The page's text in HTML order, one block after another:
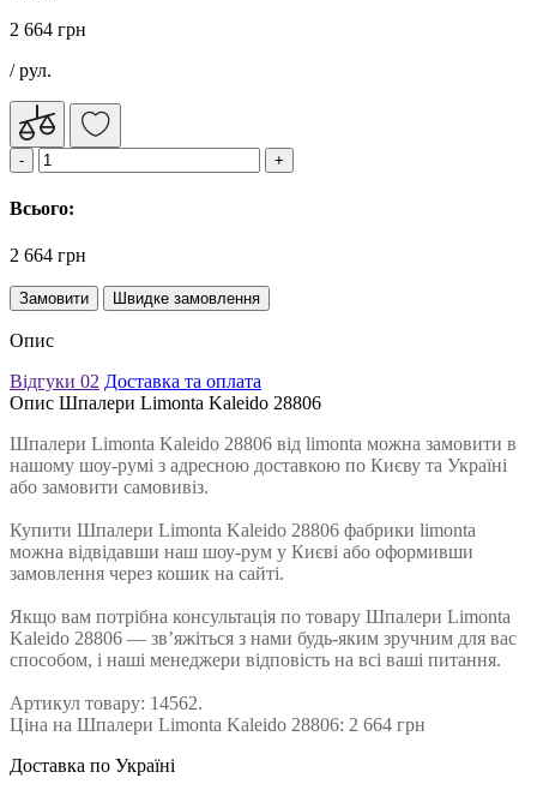
2 664 грн
/ рул.
Всього:
2 664 грн
Замовити Швидке замовлення
Опис
Відгуки 02 Доставка та оплата
Опис Шпалери Limonta Kaleido 28806
Шпалери Limonta Kaleido 28806 від limonta можна замовити в
нашому шоу-румі з адресною доставкою по Києву та Україні
або замовити самовивіз.
Купити Шпалери Limonta Kaleido 28806 фабрики limonta
можна відвідавши наш шоу-рум у Києві або оформивши
замовлення через кошик на сайті.
Якщо вам потрібна консультація по товару Шпалери Limonta
Kaleido 28806 — зв’яжіться з нами будь-яким зручним для вас
способом, і наші менеджери відповість на всі ваші питання.
Артикул товару: 14562.
Ціна на Шпалери Limonta Kaleido 28806: 2 664 грн
Доставка по Україні